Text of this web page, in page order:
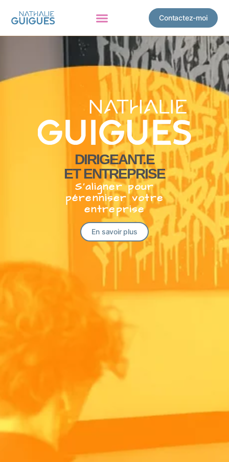
Contactez-moi
DIRIGEANT.E
ET ENTREPRISE
S’aligner pour
pérenniser votre
entreprise
En savoir plus